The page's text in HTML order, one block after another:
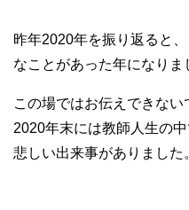
昨年2020年を振り返ると
なことがあった年になりま
この場ではお伝えできない
2020年末には教師人生の
悲しい出来事がありました